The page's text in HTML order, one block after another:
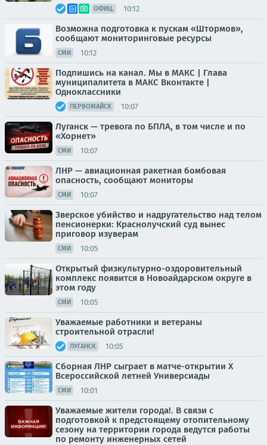
ОФИЦ. 10:12
Возможна подготовка к пускам «Штормов»,
сообщают мониторинговые ресурсы
СМИ 10:12
Подпишись на канал. Мы в МАКС | Глава
муниципалитета в МАКС Вконтакте |
Одноклаcсники
ПЕРВОМАЙСК 10:07
Луганск — тревога по БПЛА, в том числе и по
«Хорнет»
СМИ 10:07
ЛНР — авиационная ракетная бомбовая
опасность, сообщают мониторы
СМИ 10:07
Зверское убийство и надругательство над телом
пенсионерки: Краснолучский суд вынес
приговор изуверам
СМИ 10:05
Открытый физкультурно-оздоровительный
комплекс появится в Новоайдарском округе в
этом году
СМИ 10:05
Уважаемые работники и ветераны
строительной отрасли!
ЛУГАНСК 10:05
Сборная ЛНР сыграет в матче-открытии Х
Всероссийской летней Универсиады
СМИ 10:01
Уважаемые жители города!. В связи с
подготовкой к предстоящему отопительному
сезону на территории города ведутся работы
по ремонту инженерных сетей